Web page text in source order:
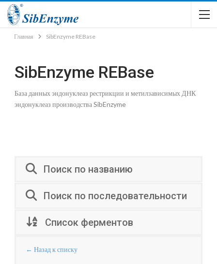
Главная SibEnzyme REBase
SibEnzyme REBase
База данных эндонуклеаз рестрикции и метилзависимых ДНК
эндонуклеаз производства SibEnzyme
Поиск по названию
Поиск по последовательности
Список ферментов
← Назад к списку